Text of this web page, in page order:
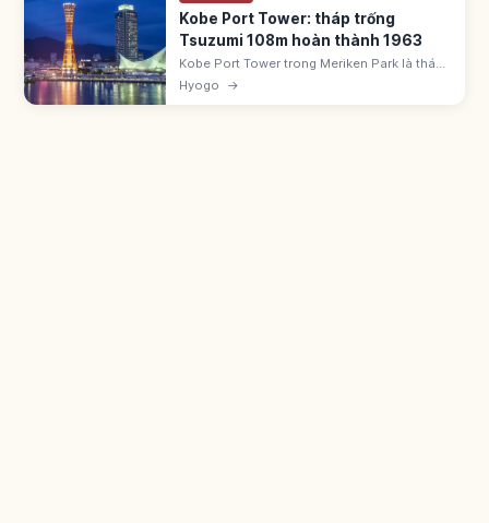
Kobe Port Tower: tháp trống
Tsuzumi 108m hoàn thành 1963
Kobe Port Tower trong Meriken Park là tháp
108m hoàn thành 1963, hình trống tsuzumi.
Tháp đầu tiên thế giới có cấu trúc dạng ống.
Hyogo →